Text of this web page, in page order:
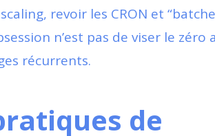
revoir les CRON et
n’est pas de viser le
récurrents.
de